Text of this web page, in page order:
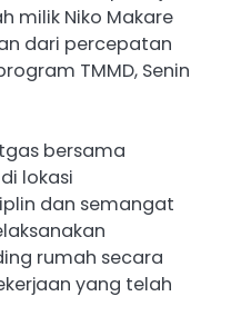
milik Niko Makare
dari percepatan
TMMD, Senin
bersama
lokasi
dan semangat
rumah secara
yang telah